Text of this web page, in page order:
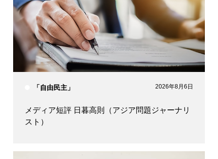
「自由民主」 2026年8月6日
メディア短評 日暮高則（アジア問題ジャーナリ
スト）